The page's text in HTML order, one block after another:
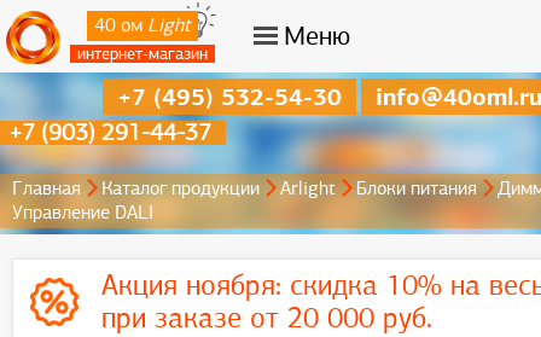
40 ом Light
интернет-магазин
Меню
+7 (903) 291-44-37
+7 (495) 532-54-30 info@40oml.ru
Главная Каталог продукции Arlight Блоки питания
Управление DALI
Акция ноября: скидка 10% на
при заказе от 20 000 руб.